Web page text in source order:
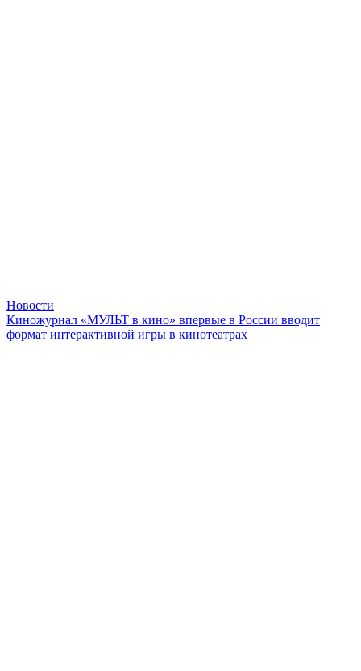
Новости
Киножурнал «МУЛЬТ в кино» впервые в России вводит
формат интерактивной игры в кинотеатрах